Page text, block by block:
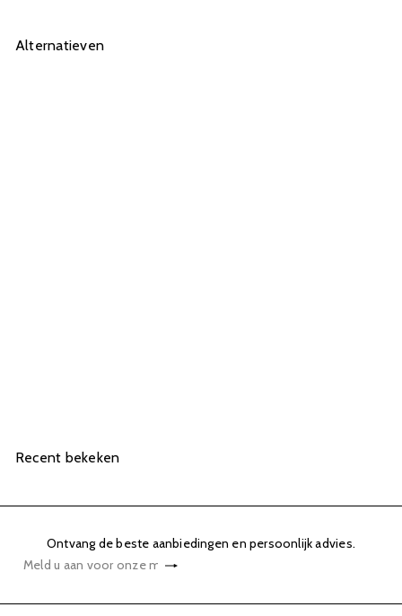
Alternatieven
Recent bekeken
Ontvang de beste aanbiedingen en persoonlijk advies.
Abonneren
Meld